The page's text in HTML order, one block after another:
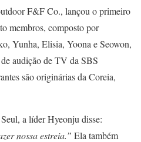
F&F Co., lançou o primeiro
membros, composto por
Yunha, Elisia, Yoona e Seowon,
audição de TV da SBS
são originárias da Coreia,
a líder Hyeonju disse:
nossa estreia.” Ela também